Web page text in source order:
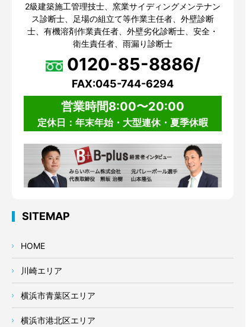
2級建築施工管理技士、窯業サイディングメンテナン
ス診断士、足場の組立て等作業主任者、外壁診断
士、有機溶剤作業責任者、外壁劣化診断士、安全・
衛生責任者、雨漏り診断士
0120-85-8886/
FAX:045-744-6294
営業時間8:00〜20:00
定休日：年末年始・大型連休・夏季休暇
SITEMAP
HOME
川崎エリア
横浜市青葉区エリア
横浜市港北区エリア